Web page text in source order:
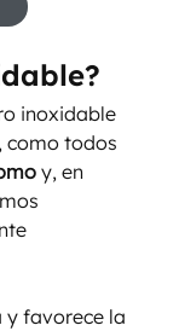
inoxidable
, como todos
y, en
favorece la